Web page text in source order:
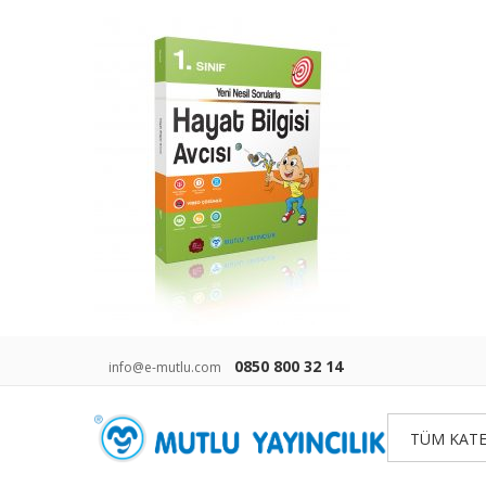
info@e-mutlu.com 0850 800 32 14
TÜM